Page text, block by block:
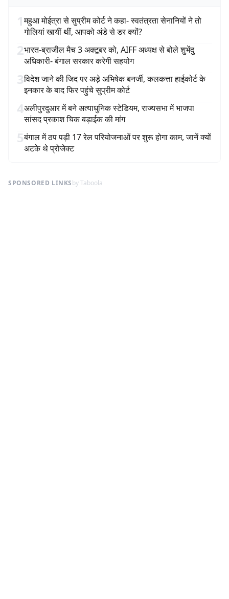
1महुआ मोईत्रा से सुप्रीम कोर्ट ने कहा- स्वतंत्रता सेनानियों ने तो
गोलियां खायीं थीं, आपको अंडे से डर क्यों?
2भारत-ब्राजील मैच 3 अक्टूबर को, AIFF अध्यक्ष से बोले शुभेंदु
अधिकारी- बंगाल सरकार करेगी सहयोग
3विदेश जाने की जिद पर अड़े अभिषेक बनर्जी, कलकत्ता हाईकोर्ट के
इनकार के बाद फिर पहुंचे सुप्रीम कोर्ट
4अलीपुरदुआर में बने अत्याधुनिक स्टेडियम, राज्यसभा में भाजपा
सांसद प्रकाश चिक बड़ाईक की मांग
5बंगाल में ठप पड़ी 17 रेल परियोजनाओं पर शुरू होगा काम, जानें क्यों
अटके थे प्रोजेक्ट
SPONSORED LINKSby Taboola